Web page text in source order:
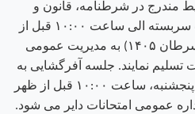
مندرج در شرطنامه، قانون و
طرزالعمل تدارکات، به‌صورت سربسته الی ساعت ۱۰:۰۰ قبل از
ظهر روز پنجشنبه مورخ (۱۱ سرطان ۱۴۰۵) به مدیریت عمومی
تسلیم نمایند. جلسه آفرگشایی به
تاریخ (۱۱ سرطان ۱۴۰۵) روز پنجشنبه، ساعت ۱۰:۰۰ قبل از ظهر
عمومی امتحانات دایر می شود.